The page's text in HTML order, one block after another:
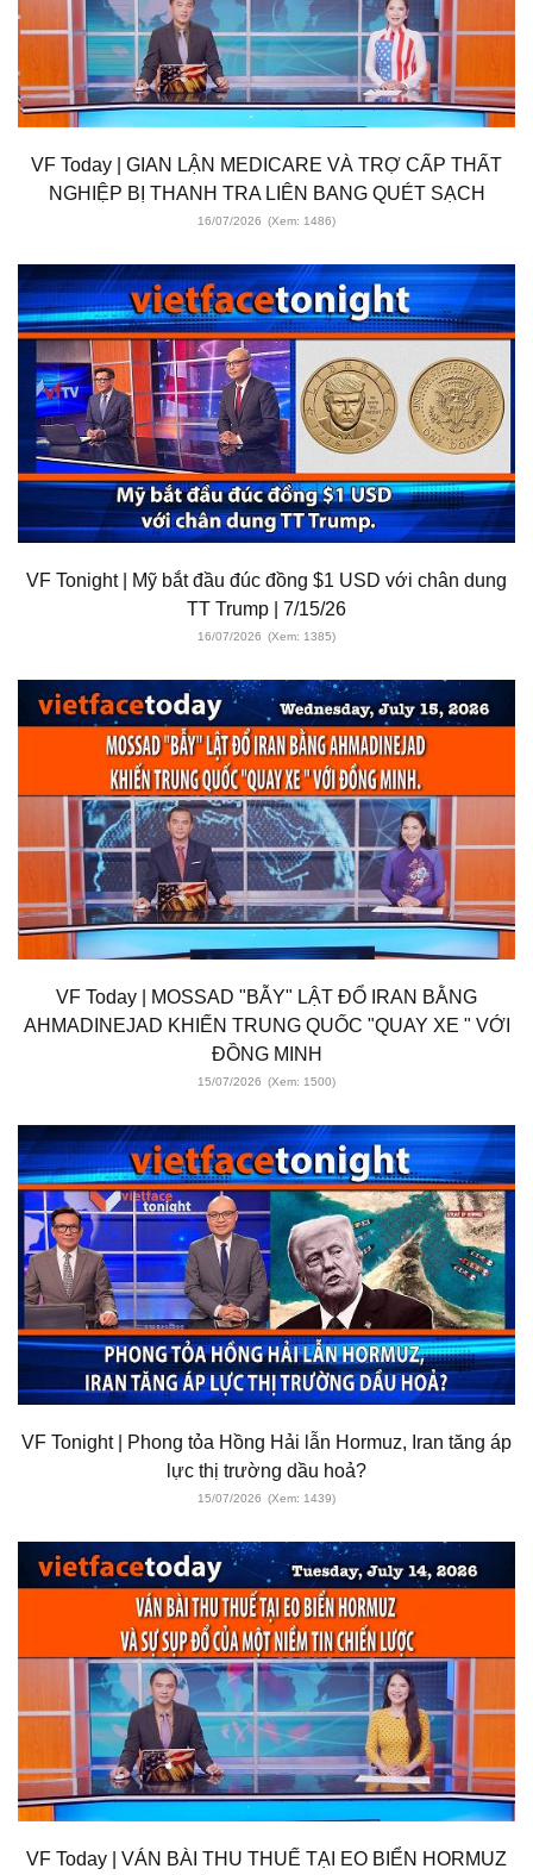
VF Today | GIAN LẬN MEDICARE VÀ TRỢ CẤP THẤT
NGHIỆP BỊ THANH TRA LIÊN BANG QUÉT SẠCH
16/07/2026 (Xem: 1486)
VF Tonight | Mỹ bắt đầu đúc đồng $1 USD với chân dung
TT Trump | 7/15/26
16/07/2026 (Xem: 1385)
VF Today | MOSSAD "BẪY" LẬT ĐỔ IRAN BẰNG
AHMADINEJAD KHIẾN TRUNG QUỐC "QUAY XE " VỚI
ĐỒNG MINH
15/07/2026 (Xem: 1500)
VF Tonight | Phong tỏa Hồng Hải lẫn Hormuz, Iran tăng áp
lực thị trường dầu hoả?
15/07/2026 (Xem: 1439)
VF Today | VÁN BÀI THU THUẾ TẠI EO BIỂN HORMUZ